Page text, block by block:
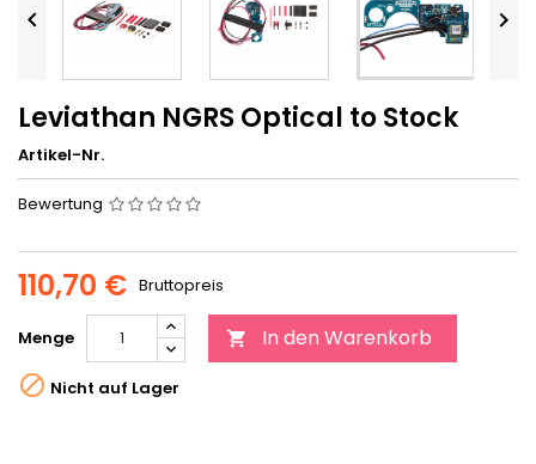
 
Leviathan NGRS Optical to Stock
Artikel-Nr.
Bewertung
110,70 € Bruttopreis
Menge  In den Warenkorb
 Nicht auf Lager